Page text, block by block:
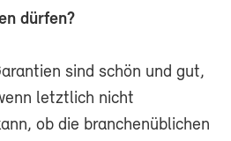
dürfen?
sind schön und gut,
letztlich nicht
ob die branchenüblichen